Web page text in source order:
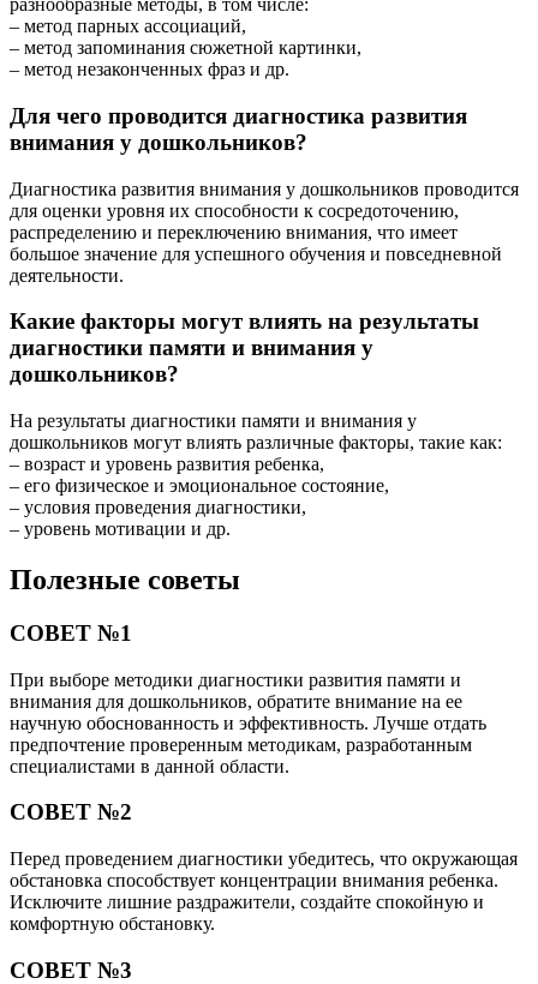
разнообразные методы, в том числе:
– метод парных ассоциаций,
– метод запоминания сюжетной картинки,
– метод незаконченных фраз и др.
Для чего проводится диагностика развития
внимания у дошкольников?
Диагностика развития внимания у дошкольников проводится
для оценки уровня их способности к сосредоточению,
распределению и переключению внимания, что имеет
большое значение для успешного обучения и повседневной
деятельности.
Какие факторы могут влиять на результаты
диагностики памяти и внимания у
дошкольников?
На результаты диагностики памяти и внимания у
дошкольников могут влиять различные факторы, такие как:
– возраст и уровень развития ребенка,
– его физическое и эмоциональное состояние,
– условия проведения диагностики,
– уровень мотивации и др.
Полезные советы
СОВЕТ №1
При выборе методики диагностики развития памяти и
внимания для дошкольников, обратите внимание на ее
научную обоснованность и эффективность. Лучше отдать
предпочтение проверенным методикам, разработанным
специалистами в данной области.
СОВЕТ №2
Перед проведением диагностики убедитесь, что окружающая
обстановка способствует концентрации внимания ребенка.
Исключите лишние раздражители, создайте спокойную и
комфортную обстановку.
СОВЕТ №3